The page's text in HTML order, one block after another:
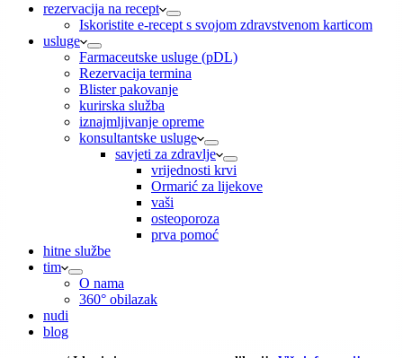
rezervacija na recept
Iskoristite e-recept s svojom zdravstvenom karticom
usluge
Farmaceutske usluge (pDL)
Rezervacija termina
Blister pakovanje
kurirska služba
iznajmljivanje opreme
konsultantske usluge
savjeti za zdravlje
vrijednosti krvi
Ormarić za lijekove
vaši
osteoporoza
prva pomoć
hitne službe
tim
O nama
360° obilazak
nudi
blog